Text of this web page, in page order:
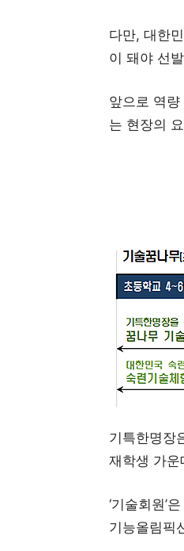
다만, 대한
이 돼야 선
앞으로 역
는 현장의
기특한명장
재학생 가운
‘기술회원’
기능올림픽